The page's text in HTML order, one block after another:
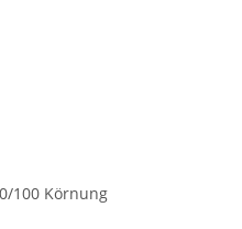
100 Körnung